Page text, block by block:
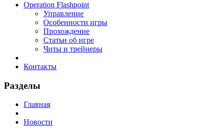
Operation Flashpoint
Управление
Особенности игры
Прохождение
Статьи об игре
Читы и трейнеры
Контакты
Разделы
Главная
Новости